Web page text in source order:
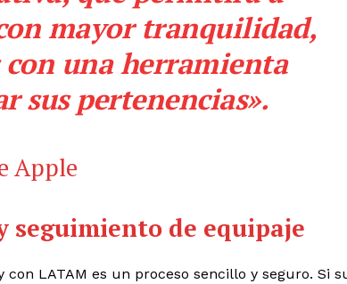
mayor tranquilidad,
una herramienta
sus pertenencias».
seguimiento de equipaje
LATAM es un proceso sencillo y seguro. Si